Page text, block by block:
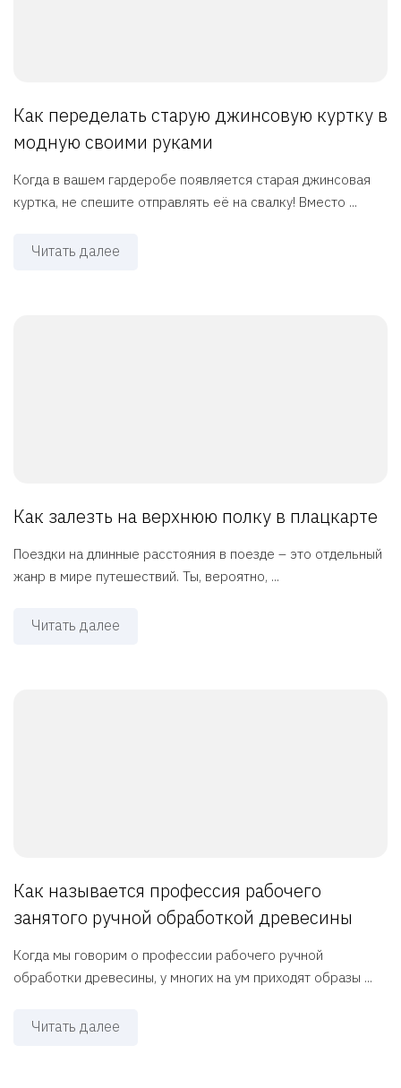
Как переделать старую джинсовую куртку в
модную своими руками
Когда в вашем гардеробе появляется старая джинсовая
куртка, не спешите отправлять её на свалку! Вместо ...
Читать далее
Как залезть на верхнюю полку в плацкарте
Поездки на длинные расстояния в поезде – это отдельный
жанр в мире путешествий. Ты, вероятно, ...
Читать далее
Как называется профессия рабочего
занятого ручной обработкой древесины
Когда мы говорим о профессии рабочего ручной
обработки древесины, у многих на ум приходят образы ...
Читать далее